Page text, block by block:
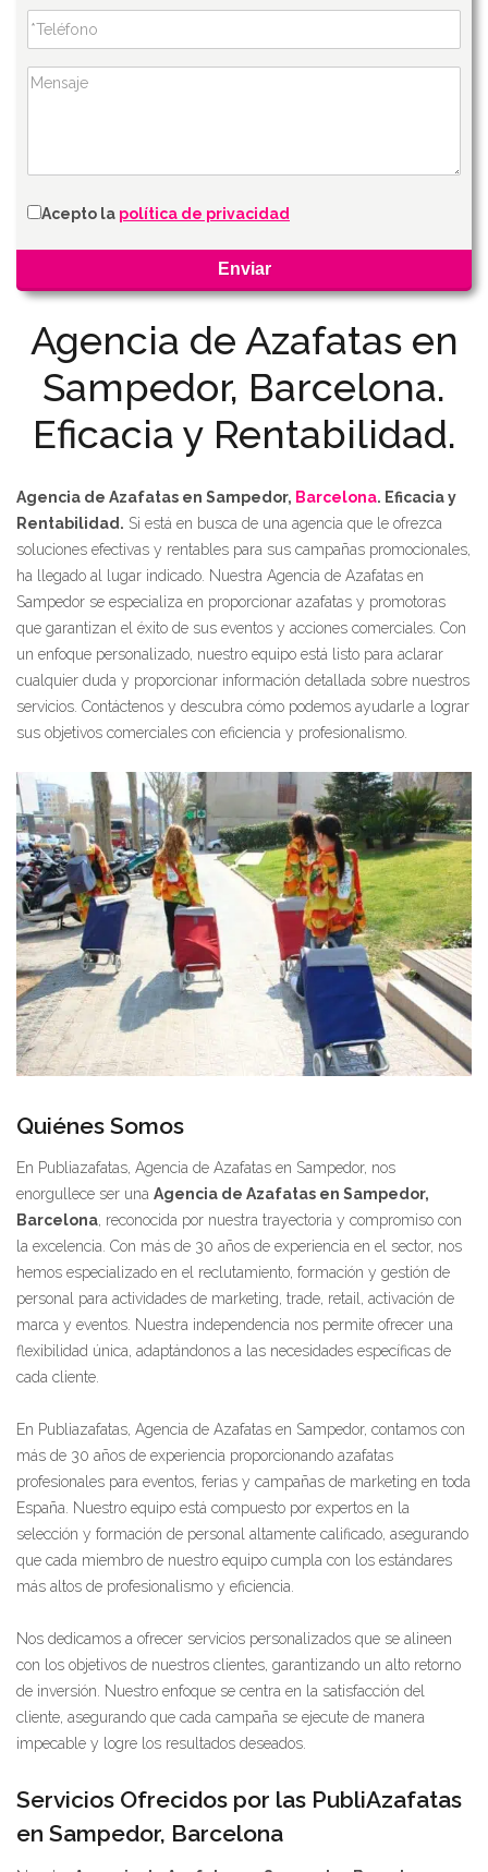
Agencia de Azafatas en
Sampedor, Barcelona.
Eficacia y Rentabilidad.
Agencia de Azafatas en Sampedor, Barcelona. Eficacia y
Rentabilidad. Si está en busca de una agencia que le ofrezca
soluciones efectivas y rentables para sus campañas promocionales,
ha llegado al lugar indicado. Nuestra Agencia de Azafatas en
Sampedor se especializa en proporcionar azafatas y promotoras
que garantizan el éxito de sus eventos y acciones comerciales. Con
un enfoque personalizado, nuestro equipo está listo para aclarar
cualquier duda y proporcionar información detallada sobre nuestros
servicios. Contáctenos y descubra cómo podemos ayudarle a lograr
sus objetivos comerciales con eficiencia y profesionalismo.
Quiénes Somos
En Publiazafatas, Agencia de Azafatas en Sampedor, nos
enorgullece ser una Agencia de Azafatas en Sampedor,
Barcelona , reconocida por nuestra trayectoria y compromiso con
la excelencia. Con más de 30 años de experiencia en el sector, nos
hemos especializado en el reclutamiento, formación y gestión de
personal para actividades de marketing, trade, retail, activación de
marca y eventos. Nuestra independencia nos permite ofrecer una
flexibilidad única, adaptándonos a las necesidades específicas de
cada cliente.
En Publiazafatas, Agencia de Azafatas en Sampedor, contamos con
más de 30 años de experiencia proporcionando azafatas
profesionales para eventos, ferias y campañas de marketing en toda
España. Nuestro equipo está compuesto por expertos en la
selección y formación de personal altamente calificado, asegurando
que cada miembro de nuestro equipo cumpla con los estándares
más altos de profesionalismo y eficiencia.
Nos dedicamos a ofrecer servicios personalizados que se alineen
con los objetivos de nuestros clientes, garantizando un alto retorno
de inversión. Nuestro enfoque se centra en la satisfacción del
cliente, asegurando que cada campaña se ejecute de manera
impecable y logre los resultados deseados.
Servicios Ofrecidos por las PubliAzafatas
en Sampedor, Barcelona
Acepto la política de privacidad